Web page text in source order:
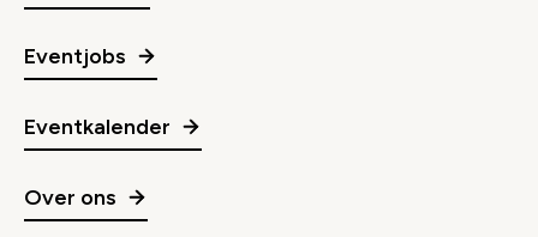
Eventjobs
Eventkalender
Over ons